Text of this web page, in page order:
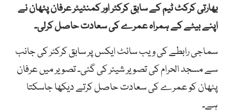
بھارتی کرکٹ ٹیم کے سابق کرکٹر اور کمنٹیٹر عرفان پٹھان نے
اپنے بیٹے کے ہمراہ عمرے کی سعادت حاصل کرلی۔
سماجی رابطے کی ویب سائٹ ایکس پر سابق کرکٹر کی جانب
سے مسجد الحرام کی تصویر شیئر کی گئی۔ تصویر میں عرفان
پٹھان کو عمرے کی سعادت حاصل کرتے دیکھا جاسکتا
ہے۔